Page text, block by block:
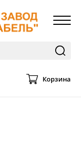
Корзина